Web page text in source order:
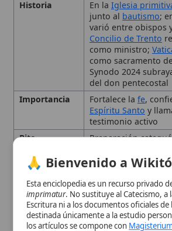
Importancia Fortalece lafe, confiere
Espíritu Santoy llama al
testimonio activo
Preparación
de manos, unción con
bendiciónfinal
Dogma
Definición y
dogma
Fundamento bíblico
Desarrollo histórico
Rito y práctica
🙏 Bienvenido a
Esta enciclopedia es un recurso privado de
imprimatur. No sustituye al Catecismo, a la
Escritura ni a los documentos oficiales de la
destinada únicamente a la estudio personal.
los artículos se compone conMagisterium
prohibida su distribución en iglesias, oratorios,
colaborar en la perfección de los artículos
del menú superior. Entrando a la enciclopedia
ha leído y acepta expresamente lapolítica de
aviso legal.